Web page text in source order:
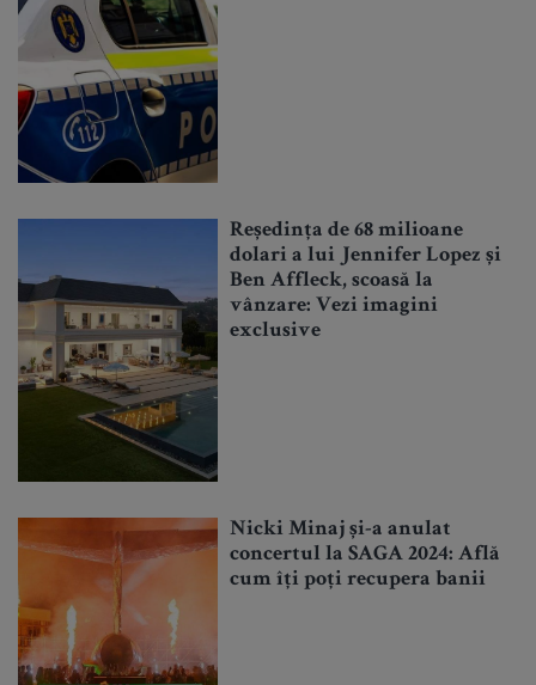
Reședința de 68 milioane
dolari a lui Jennifer Lopez și
Ben Affleck, scoasă la
vânzare: Vezi imagini
exclusive
Nicki Minaj și-a anulat
concertul la SAGA 2024: Află
cum îți poți recupera banii